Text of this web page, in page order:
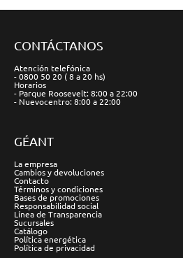
CONTÁCTANOS
Atención telefónica
- 0800 50 20 ( 8 a 20 hs)
Horarios
- Parque Roosevelt: 8:00 a 22:00
- Nuevocentro: 8:00 a 22:00
GÉANT
La empresa
Cambios y devoluciones
Contacto
Términos y condiciones
Bases de promociones
Responsabilidad social
Línea de Transparencia
Sucursales
Catálogo
Política energética
Política de privacidad